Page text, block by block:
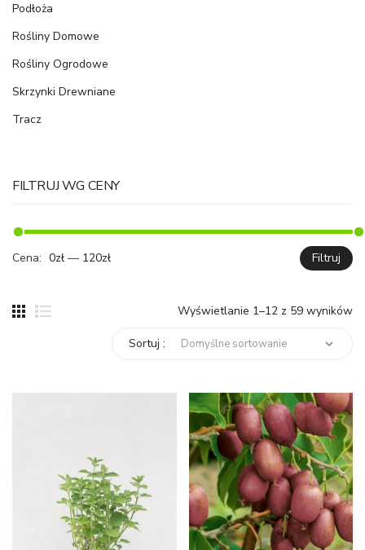
Podłoża
Rośliny Domowe
Rośliny Ogrodowe
Skrzynki Drewniane
Tracz
FILTRUJ WG CENY
Filtruj
Cena: 0zł — 120zł
Wyświetlanie 1–12 z 59 wyników
Sortuj :